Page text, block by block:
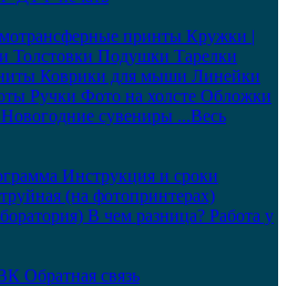
принты Кружки |
Толстовки Подушки Тарелки
Коврики для мыши Линейки
Ручки Фото на холсте Обложки
Новогодние сувениры ...Весь
Инструкция и сроки
(на фотопринтерах)
В чем разница? Работа у
Обратная связь